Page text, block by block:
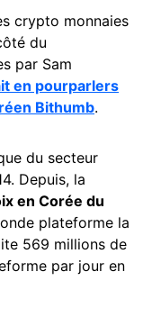
crypto monnaies
du
par Sam
en pourparlers
Bithumb.
du secteur
Depuis, la
en Corée du
plateforme la
569 millions de
par jour en